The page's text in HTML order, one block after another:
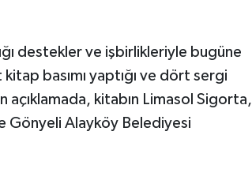
destekler ve işbirlikleriyle bugüne
basımı yaptığı ve dört sergi
açıklamada, kitabın Limasol Sigorta,
Gönyeli Alayköy Belediyesi